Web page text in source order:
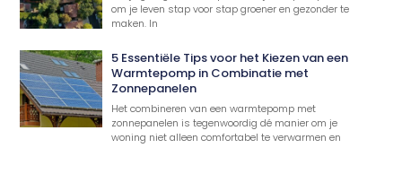
om je leven stap voor stap groener en gezonder te
maken. In
5 Essentiële Tips voor het Kiezen van een
Warmtepomp in Combinatie met
Zonnepanelen
Het combineren van een warmtepomp met
zonnepanelen is tegenwoordig dé manier om je
woning niet alleen comfortabel te verwarmen en